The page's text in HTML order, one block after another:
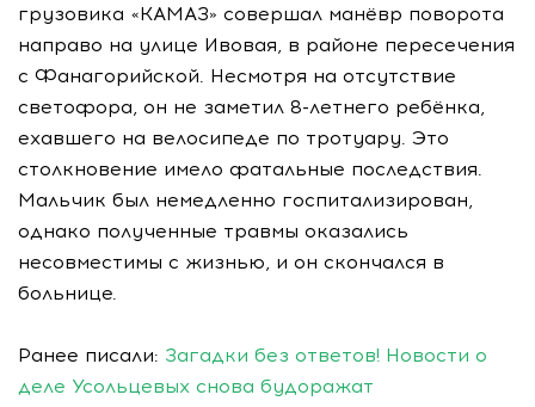
грузовика «КАМАЗ» совершал манёвр поворота
направо на улице Ивовая, в районе пересечения
с Фанагорийской. Несмотря на отсутствие
светофора, он не заметил 8-летнего ребёнка,
ехавшего на велосипеде по тротуару. Это
столкновение имело фатальные последствия.
Мальчик был немедленно госпитализирован,
однако полученные травмы оказались
несовместимы с жизнью, и он скончался в
больнице.
Ранее писали: Загадки без ответов! Новости о
деле Усольцевых снова будоражат